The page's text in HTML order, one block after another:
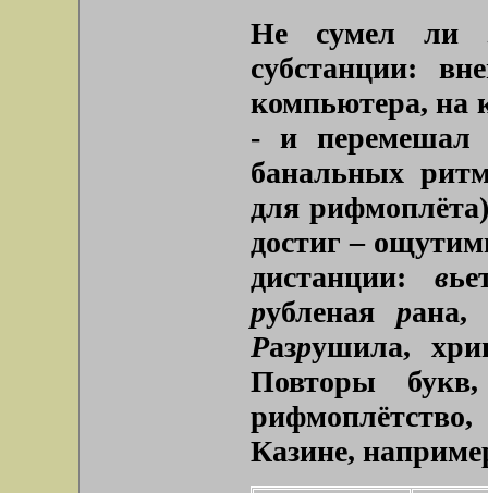
Не сумел ли
субстанции:
компьютера, на
- и перемешал
банальных
для
достиг –
дистанции:в
рубленая рана,
Разрушила,
Повторы
Казине,